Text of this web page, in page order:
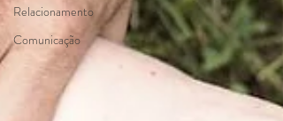
Relacionamento
Comunicação